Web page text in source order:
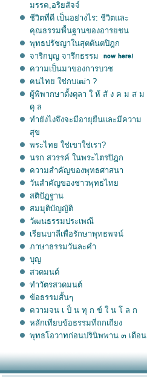
มรรค,อริยสัจจ์
ชีวิตที่ดี เป็นอย่างไร: ชีวิตและ
คุณธรรมพื้นฐานของอารยชน
พุทธปรัชญาในสุตตันตปิฎก
จาริกบุญ จารึกธรรม
ความเป็นมาของการบวช
ฅนไทย ใช่กบเฒ่า ?
ผู้พิพากษาตั้งตุลา ใ ห้ สั ง ค ม ส ม
ดุ ล
ทำยังไงจึงจะมีอายุยืนและมีความ
สุข
พระไทย ใช่เขาใช่เรา?
นรก สวรรค์ ในพระไตรปิฎก
ความสำคัญของพุทธศาสนา
วันสำคัญของชาวพุทธไท
สติปัฏฐาน
สมมุติบัญญัติ
วัฒนธรรมประเพณี
เรียนบาลีเพื่อรักษาพุทธพจน์
ภาษาธรรมวันละคำ
บุญ
สวดมนต์
ทำวัตรสวดมนต์
ข้อธรรมสั้นๆ
ความจน เ ป็ น ทุ ก ข์ ใ น โ ล ก
หลักเทียบข้อธรรมที่ถกเถียง
พุทธโอวาทก่อนปรินิพพาน ๓ เดือน